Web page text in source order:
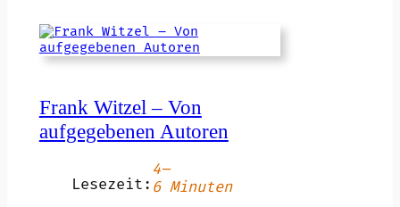
Frank Witzel – Von
aufgegebenen Autoren
Lesezeit:
4–
6 Minuten